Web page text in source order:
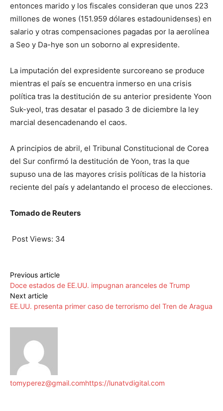
entonces marido y los fiscales consideran que unos 223
millones de wones (151.959 dólares estadounidenses) en
salario y otras compensaciones pagadas por la aerolínea
a Seo y Da-hye son un soborno al expresidente.
La imputación del expresidente surcoreano se produce
mientras el país se encuentra inmerso en una crisis
política tras la destitución de su anterior presidente Yoon
Suk-yeol, tras desatar el pasado 3 de diciembre la ley
marcial desencadenando el caos.
A principios de abril, el Tribunal Constitucional de Corea
del Sur confirmó la destitución de Yoon, tras la que
supuso una de las mayores crisis políticas de la historia
reciente del país y adelantando el proceso de elecciones.
Tomado de Reuters
Post Views: 34
Previous article
Doce estados de EE.UU. impugnan aranceles de Trump
Next article
EE.UU. presenta primer caso de terrorismo del Tren de Aragua
tomyperez@gmail.comhttps://lunatvdigital.com